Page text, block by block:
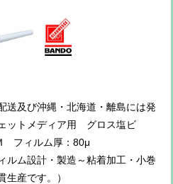
送及び沖縄・北海道・離島には発
ットメディア用 グロス塩ビ
フィルム厚：80μ
ルム設計・製造～粘着加工・小巻
生産です。）